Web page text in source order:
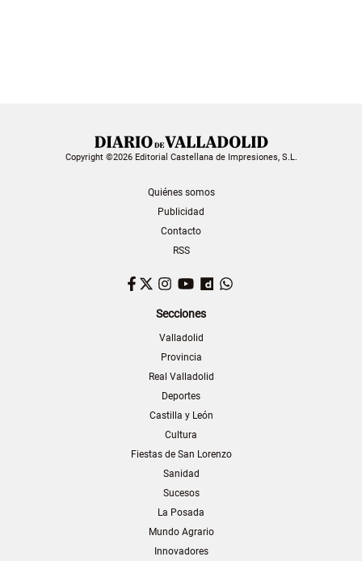
Copyright ©2026 Editorial Castellana de Impresiones, S.L.
Quiénes somos
Publicidad
Contacto
RSS
Facebook
TwitterInstagram
YouTubeDailymotion
Secciones
Valladolid
Provincia
Real Valladolid
Deportes
Castilla y León
Cultura
Fiestas de San Lorenzo
Sanidad
Sucesos
La Posada
Mundo Agrario
Innovadores